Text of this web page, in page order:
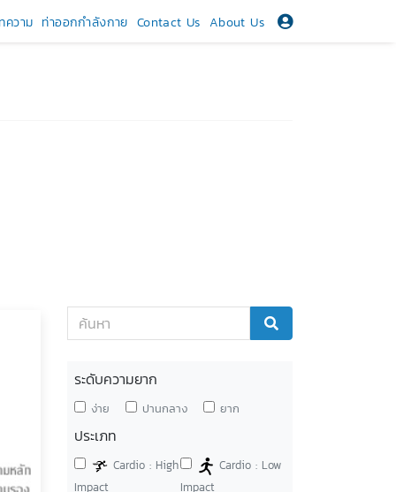
ความ ท่าออกกำลังกาย Contact Us About Us
ระดับความยาก
ง่าย ปานกลาง ยาก
ประเภท
Cardio : High
Impact
Cardio : Low
Impact